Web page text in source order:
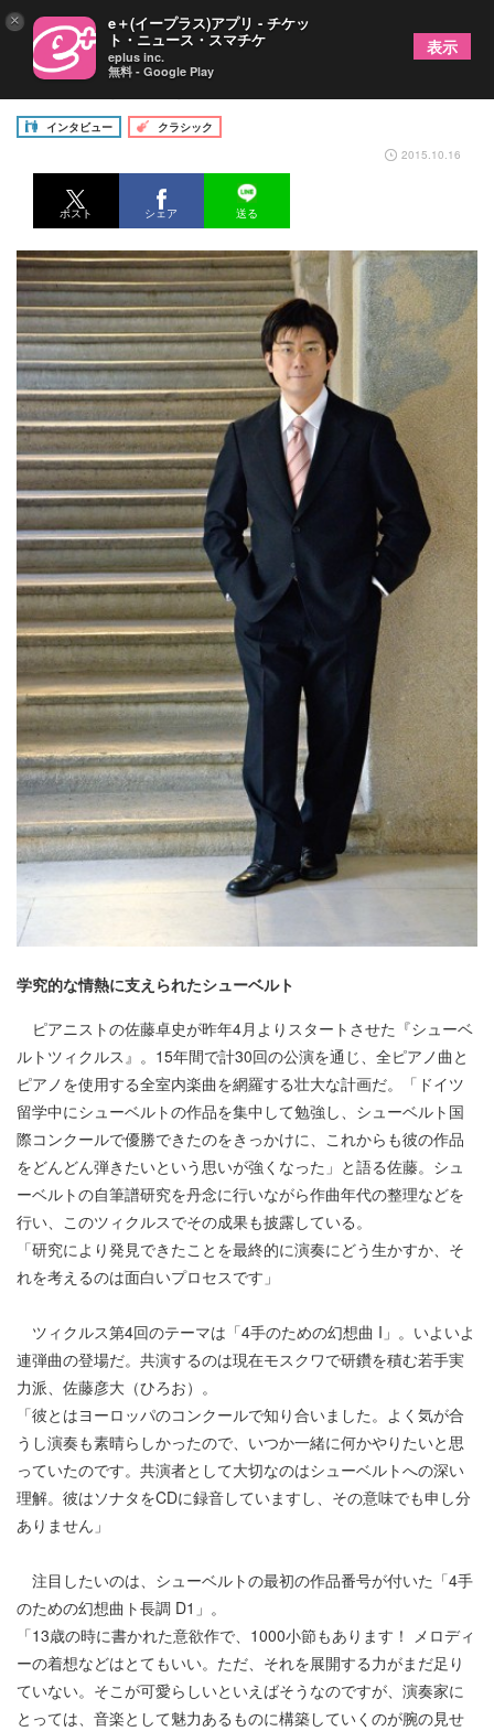
佐藤卓史（ピアノ）シューベルトツィクルス第四回
インタビュー
クラシック
2015.10.16
ポスト シェア 送る
学究的な情熱に支えられたシューベルト
ピアニストの佐藤卓史が昨年4月よりスタートさせた『シューベ
ルトツィクルス』。15年間で計30回の公演を通じ、全ピアノ曲と
ピアノを使用する全室内楽曲を網羅する壮大な計画だ。「ドイツ
留学中にシューベルトの作品を集中して勉強し、シューベルト国
際コンクールで優勝できたのをきっかけに、これからも彼の作品
をどんどん弾きたいという思いが強くなった」と語る佐藤。シュ
ーベルトの自筆譜研究を丹念に行いながら作曲年代の整理などを
行い、このツィクルスでその成果も披露している。
「研究により発見できたことを最終的に演奏にどう生かすか、そ
れを考えるのは面白いプロセスです」
ツィクルス第4回のテーマは「4手のための幻想曲 I」。いよいよ
連弾曲の登場だ。共演するのは現在モスクワで研鑽を積む若手実
力派、佐藤彦大（ひろお）。
「彼とはヨーロッパのコンクールで知り合いました。よく気が合
うし演奏も素晴らしかったので、いつか一緒に何かやりたいと思
っていたのです。共演者として大切なのはシューベルトへの深い
理解。彼はソナタをCDに録音していますし、その意味でも申し分
ありません」
注目したいのは、シューベルトの最初の作品番号が付いた「4手
のための幻想曲ト長調 D1」。
「13歳の時に書かれた意欲作で、1000小節もあります！ メロディ
ーの着想などはとてもいい。ただ、それを展開する力がまだ足り
ていない。そこが可愛らしいといえばそうなのですが、演奏家に
とっては、音楽として魅力あるものに構築していくのが腕の見せ
× e＋(イープラス)アプリ - チケッ
ト・ニュース・スマチケ
eplus inc.
無料 - Google Play
表示